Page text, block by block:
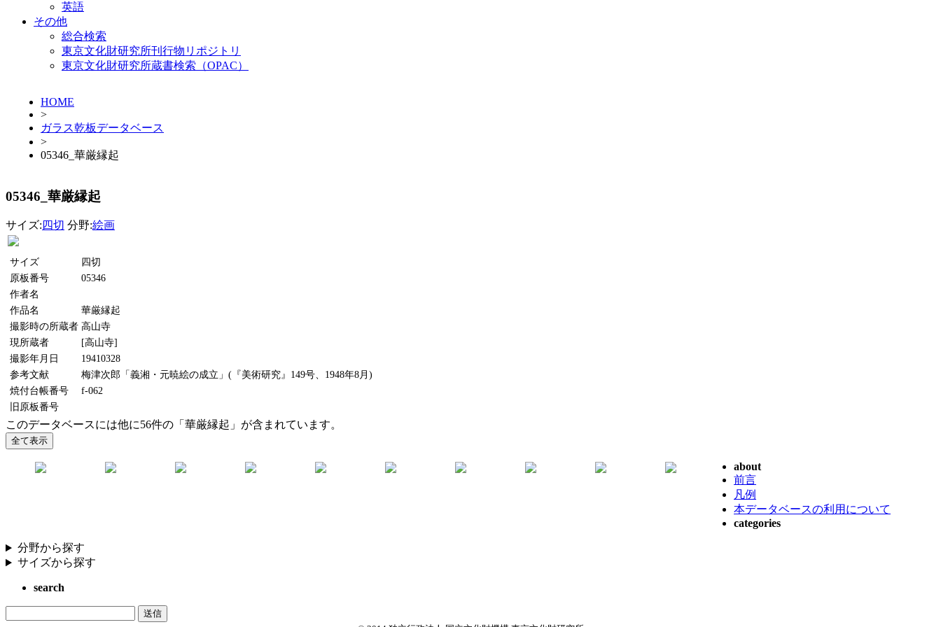
英語
その他
総合検索
東京文化財研究所刊行物リポジトリ
東京文化財研究所蔵書検索（OPAC）
HOME
>
ガラス乾板データベース
>
05346_華厳縁起
05346_華厳縁起
サイズ: 四切 分野:絵画
サイズ
四切
原板番号
05346
作者名
作品名
華厳縁起
撮影時の所蔵者 高山寺
現所蔵者
[高山寺]
撮影年月日
19410328
参考文献
梅津次郎「義湘・元暁絵の成立」(『美術研究』149号、1948年8月)
焼付台帳番号
f-062
旧原板番号
このデータベースには他に56件の「華厳縁起」が含まれています。
about
前言
凡例
本データベースの利用について
categories
分野から探す
サイズから探す
search